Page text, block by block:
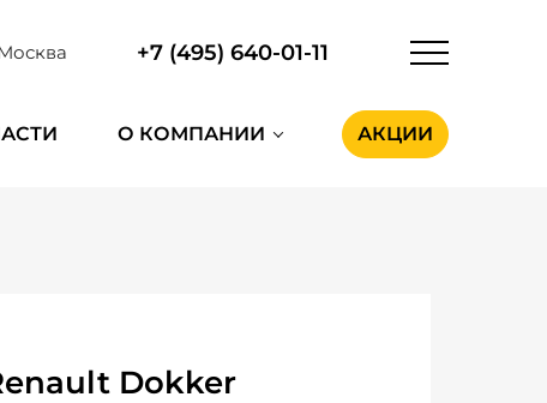
+7 (495) 640-01-11
О КОМПАНИИ АКЦИИ
Dokker